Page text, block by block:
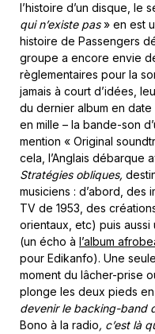
l’histoire d’un disque, le
qui n’existe pas» en est
histoire de Passengers
groupe a encore envie
règlementaires pour la
jamais à court d’idées,
du dernier album en
en mille – la bande-son
mention « Original
cela, l’Anglais débarque
Stratégies obliques,
musiciens : d’abord, des
TV de 1953, des
orientaux, etc) puis
(un écho à l’album
pour Edikanfo). Une
moment du lâcher-prise
plonge les deux pieds en
devenir le backing-band
Bono à la radio, c’est là